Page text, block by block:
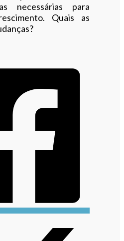
necessárias para
Quais as